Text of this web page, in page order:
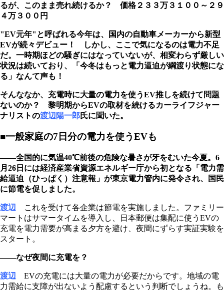
るが、このまま売れ続けるか？ 価格２３３万３１００～２９
４万３００円
"EV元年"と呼ばれる今年は、国内の自動車メーカーから新型
EVが続々デビュー！ しかし、ここで気になるのは電力不足
だ。一時期ほどの騒ぎにはなっていないが、相変わらず厳しい
状況は続いており、「今冬はもっと電力逼迫が綱渡り状態にな
る」なんて声も！
そんななか、充電時に大量の電力を使うEV推しを続けて問題
ないのか？ 黎明期からEVの取材を続けるカーライフジャー
ナリストの渡辺陽一郎氏に聞いた。
■一般家庭の7日分の電力を使うEVも
――全国的に気温40℃前後の危険な暑さが牙をむいた今夏。6
月26日には経済産業省資源エネルギー庁から初となる「電力需
給逼迫（ひっぱく）注意報」が東京電力管内に発令され、国民
に節電を促しました。
渡辺 これを受けて各企業は節電を実施しました。ファミリー
マートはサマータイムを導入し、日本郵便は集配に使うEVの
充電を電力需要が高まる夕方を避け、夜間にずらす実証実験を
スタート。
――なぜ夜間に充電を？
渡辺 EVの充電には大量の電力が必要だからです。地域の電
力需給に支障が出ないよう配慮するという判断でしょうね。も